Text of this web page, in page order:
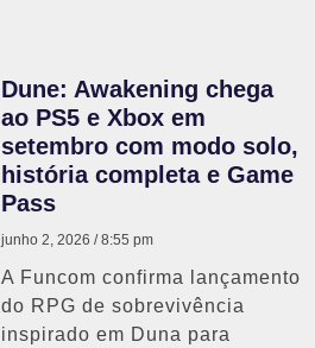
Dune: Awakening chega
ao PS5 e Xbox em
setembro com modo solo,
história completa e Game
Pass
junho 2, 2026 8:55 pm
A Funcom confirma lançamento
do RPG de sobrevivência
inspirado em Duna para